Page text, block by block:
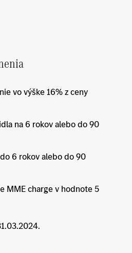
vo výške 16% z ceny
na 6 rokov alebo do 90
6 rokov alebo do 90
MME charge v hodnote 5